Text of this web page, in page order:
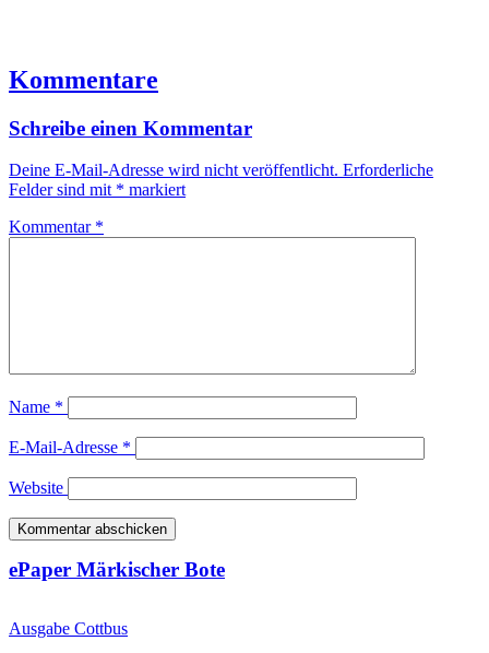
Kommentare
Schreibe einen Kommentar
Deine E-Mail-Adresse wird nicht veröffentlicht. Erforderliche
Felder sind mit * markiert
Kommentar *
Name *
E-Mail-Adresse *
Website
ePaper Märkischer Bote
Ausgabe Cottbus